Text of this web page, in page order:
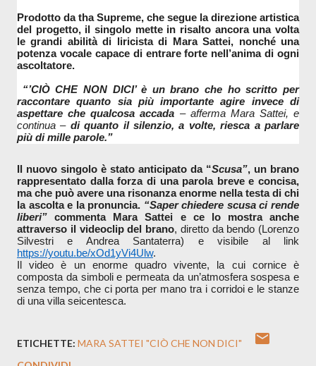
Prodotto da tha Supreme, che segue la direzione artistica
del progetto, il singolo mette in risalto ancora una volta
le grandi abilità di liricista di Mara Sattei, nonché una
potenza vocale capace di entrare forte nell’anima di ogni
ascoltatore.
“’CIÒ CHE NON DICI’ è un brano che ho scritto per
raccontare quanto sia più importante agire invece di
aspettare che qualcosa accada – afferma Mara Sattei, e
continua – di quanto il silenzio, a volte, riesca a parlare
più di mille parole.”
Il nuovo singolo è stato anticipato da “Scusa”, un brano
rappresentato dalla forza di una parola breve e concisa,
ma che può avere una risonanza enorme nella testa di chi
la ascolta e la pronuncia. “Saper chiedere scusa ci rende
liberi” commenta Mara Sattei e ce lo mostra anche
attraverso il videoclip del brano, diretto da bendo (Lorenzo
Silvestri e Andrea Santaterra) e
https://youtu.be/xOd1yVi4Ulw.
Il video è un enorme quadro vivente, la cui cornice è
composta da simboli e permeata da un’atmosfera sospesa e
senza tempo, che ci porta per mano tra i corridoi e le stanze
di una villa seicentesca.
ETICHETTE: MARA SATTEI "CIÒ CHE NON DICI"